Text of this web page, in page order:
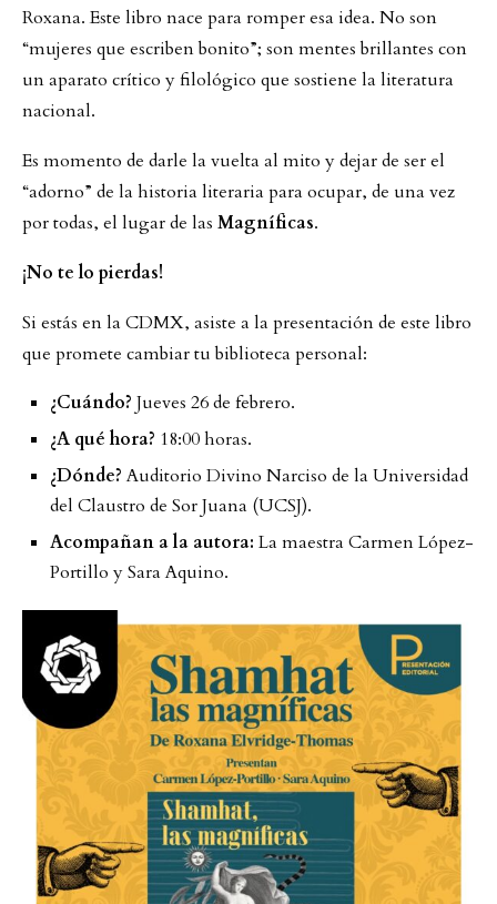
Roxana. Este libro nace para romper esa idea. No son
“mujeres que escriben bonito”; son mentes brillantes con
un aparato crítico y filológico que sostiene la literatura
nacional.
Es momento de darle la vuelta al mito y dejar de ser el
“adorno” de la historia literaria para ocupar, de una vez
por todas, el lugar de las Magníficas.
¡No te lo pierdas!
Si estás en la CDMX, asiste a la presentación de este libro
que promete cambiar tu biblioteca personal:
¿Cuándo? Jueves 26 de febrero.
¿A qué hora? 18:00 horas.
¿Dónde?Auditorio Divino Narciso de la Universidad
del Claustro de Sor Juana (UCSJ).
Acompañan a la autora: La maestra Carmen López-
Portillo y Sara Aquino.